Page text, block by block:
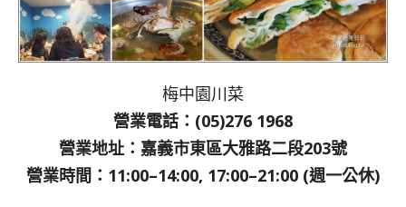
梅中園川菜
營業電話：(05)276 1968
營業地址：嘉義市東區大雅路二段203號
營業時間：11:00–14:00, 17:00–21:00 (週一公休)